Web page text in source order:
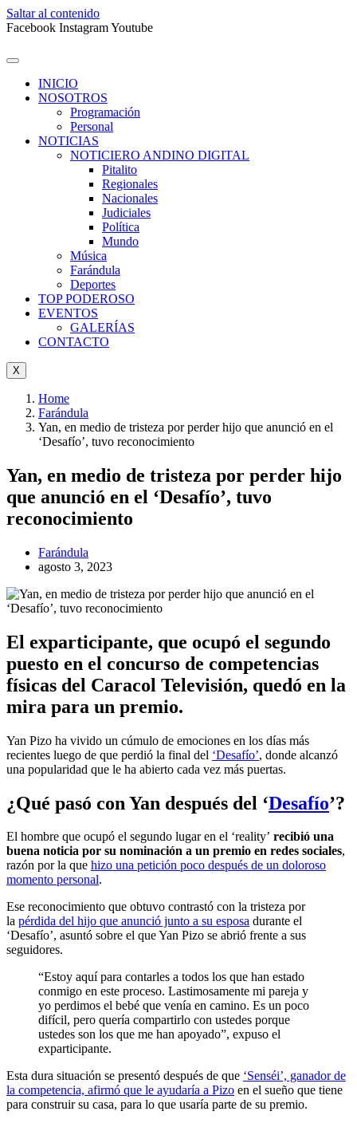
Saltar al contenido
Facebook InstagramYoutube
INICIO
NOSOTROS
Programación
Personal
NOTICIAS
NOTICIERO ANDINO DIGITAL
Pitalito
Regionales
Nacionales
Judiciales
Política
Mundo
Música
Farándula
Deportes
TOP PODEROSO
EVENTOS
GALERÍAS
CONTACTO
X
Home
Farándula
Yan, en medio de tristeza por perder hijo que anunció en el
‘Desafío’, tuvo reconocimiento
Yan, en medio de tristeza por perder hijo
que anunció en el ‘Desafío’, tuvo
reconocimiento
Farándula
agosto 3, 2023
El exparticipante, que ocupó el segundo
puesto en el concurso de competencias
físicas del Caracol Televisión, quedó en la
mira para un premio.
Yan Pizo ha vivido un cúmulo de emociones en los días más
recientes luego de que perdió la final del ‘Desafío’, donde alcanzó
una popularidad que le ha abierto cada vez más puertas.
¿Qué pasó con Yan después del ‘Desafío’?
El hombre que ocupó el segundo lugar en el ‘reality’ recibió una
buena noticia por su nominación a un premio en redes sociales,
razón por la que hizo una petición poco después de un doloroso
momento personal.
Ese reconocimiento que obtuvo contrastó con la tristeza por
la pérdida del hijo que anunció junto a su esposa durante el
‘Desafío’, asuntó sobre el que Yan Pizo se abrió frente a sus
seguidores.
“Estoy aquí para contarles a todos los que han estado
conmigo en este proceso. Lastimosamente mi pareja y
yo perdimos el bebé que venía en camino. Es un poco
difícil, pero quería compartirlo con ustedes porque
ustedes son los que me han apoyado”, expuso el
exparticipante.
Esta dura situación se presentó después de que ‘Senséi’, ganador de
la competencia, afirmó que le ayudaría a Pizo en el sueño que tiene
para construir su casa, para lo que usaría parte de su premio.